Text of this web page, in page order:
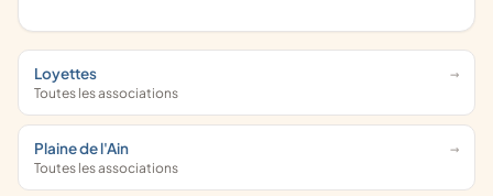
Loyettes
Toutes les associations
Plaine de l'Ain
Toutes les associations